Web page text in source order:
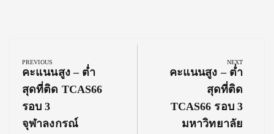
navigation
PREVIOUS
Previous
Post:
คะแนนสูง – ต่ำ
สุดที่ติด TCAS66
รอบ 3
จุฬาลงกรณ์
NEXT
Next
คะแนนสูง – ต่ำ
สุดที่ติด
TCAS66 รอบ 3
มหาวิทยาลัย